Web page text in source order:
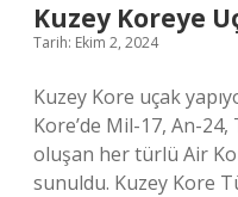
Kuzey Koreye
Tarih: Ekim 2, 2024
Kuzey Kore uçak
Kore’de Mil-17, An-
oluşan her türlü Air
sunuldu. Kuzey Kore